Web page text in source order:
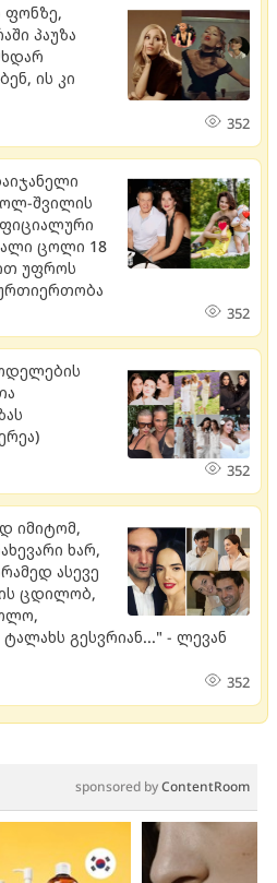
ფონზე,
პაუზა
ის კი
352
შვილის
ცოლი 18
უფროს
352
352
იმიტომ,
ხარ,
ასევე
ცდილობ,
გესვრიან..." - ლევან
352
sponsored byContentRoom